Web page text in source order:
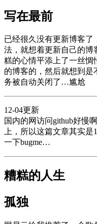
写在最前
已经很久没有更新博客了
法，就想着更新自己的博
糕的心情平添上了一丝惆
的博客的，然后就想到
务被自动关闭了…尴尬
12-04更新
国内的网访问github好慢
上，所以这篇文章其实
一下bugme…
糟糕的人生
孤独